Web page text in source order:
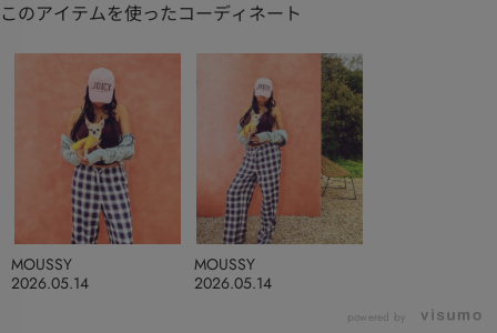
このアイテムを使ったコーディネート
2026.05.14
MOUSSY
2026.05.14
MOUSSY
powered by